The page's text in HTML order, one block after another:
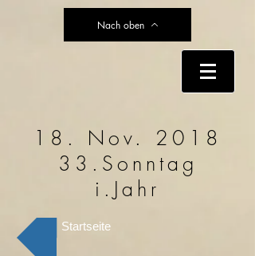
Nach oben
18. Nov. 2018
33.Sonntag
i.Jahr
Startseite